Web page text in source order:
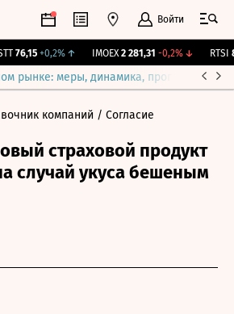
Войти
76,15 +0,2%↑ IMOEX 2 281,31 -0,2%↓ RTSI
рынке: меры, динамика, прогнозы
компаний / Согласие
страховой продукт
случай укуса бешеным